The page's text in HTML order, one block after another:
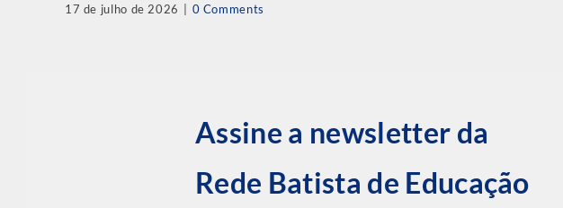
17 de julho de 2026 0 Comments
Assine a newsletter da
Rede Batista de Educação